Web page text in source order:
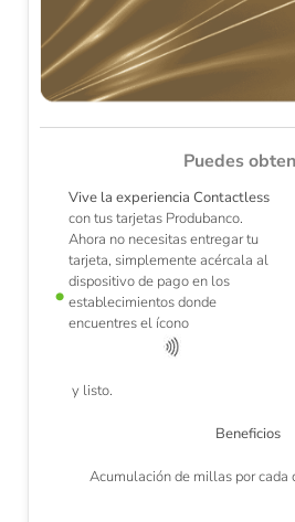
Puedes
Vive la experiencia Contactless
con tus tarjetas Produbanco.
Ahora no necesitas entregar tu
tarjeta, simplemente acércala al
dispositivo de pago en los
establecimientos donde
encuentres el ícono
y listo.
Beneficios
Acumulación de millas por cada